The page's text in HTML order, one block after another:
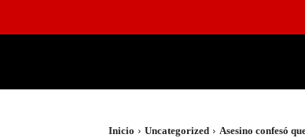
Inicio Uncategorized Asesino confesó